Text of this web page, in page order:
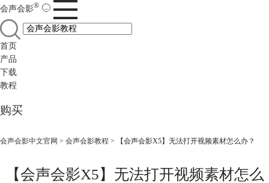
会声会影®
首页
产品
下载
教程
购买
会声会影中文官网 > 会声会影教程 > 【会声会影X5】无法打开视频素材怎么办？
【会声会影X5】无法打开视频素材怎么